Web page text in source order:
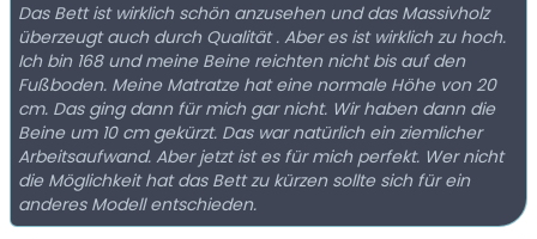
Das Bett ist wirklich schön anzusehen und das Massivholz
überzeugt auch durch Qualität . Aber es ist wirklich zu hoch.
Ich bin 168 und meine Beine reichten nicht bis auf den
Fußboden. Meine Matratze hat eine normale Höhe von 20
cm. Das ging dann für mich gar nicht. Wir haben dann die
Beine um 10 cm gekürzt. Das war natürlich ein ziemlicher
Arbeitsaufwand. Aber jetzt ist es für mich perfekt. Wer nicht
die Möglichkeit hat das Bett zu kürzen sollte sich für ein
anderes Modell entschieden.